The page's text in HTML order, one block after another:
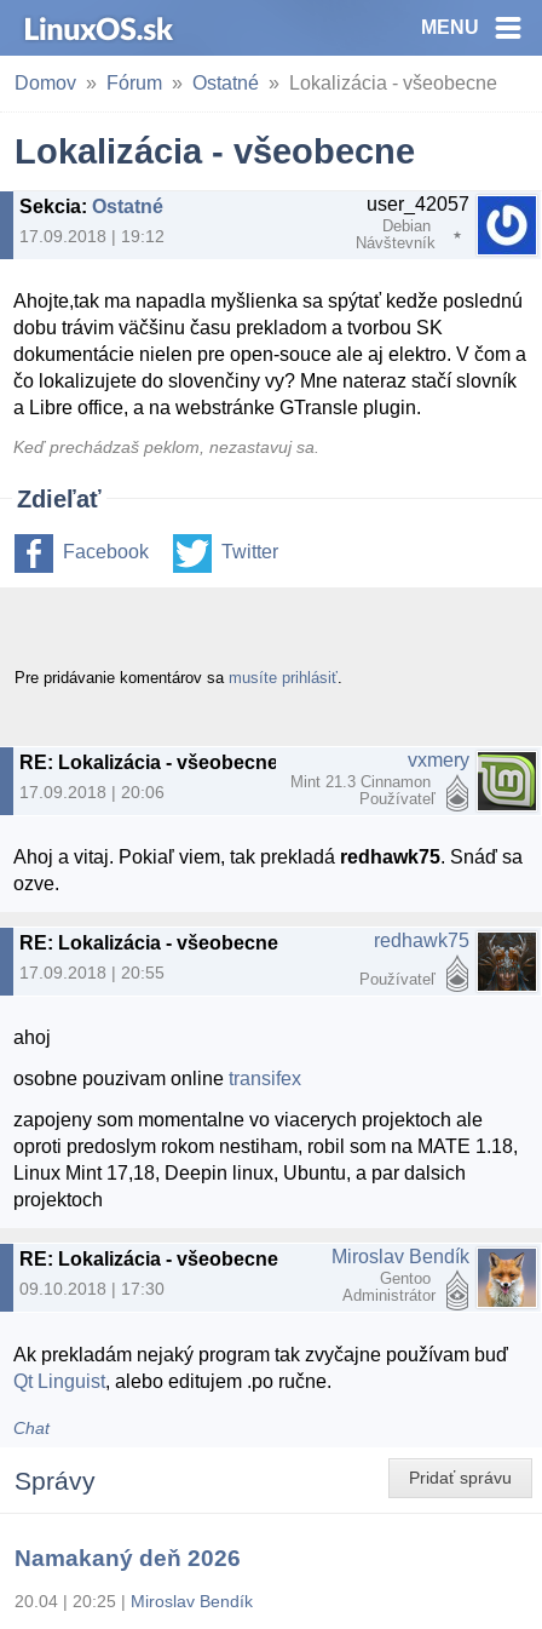
MENU
Domov Fórum Ostatné Lokalizácia - všeobecne
Lokalizácia - všeobecne
Sekcia: Ostatné
17.09.2018 | 19:12
user_42057
Debian
Návštevník
Ahojte,tak ma napadla myšlienka sa spýtať kedže poslednú
dobu trávim väčšinu času prekladom a tvorbou SK
dokumentácie nielen pre open-souce ale aj elektro. V čom a
čo lokalizujete do slovenčiny vy? Mne nateraz stačí slovník
a Libre office, a na webstránke GTransle plugin.
Keď prechádzaš peklom, nezastavuj sa.
Zdieľať
Facebook Twitter
Pre pridávanie komentárov sa musíte prihlásiť
RE: Lokalizácia - všeobecne
17.09.2018 | 20:06
vxmery
Mint 21.3 Cinnamon
Používateľ
Ahoj a vitaj. Pokiaľ viem, tak prekladá redhawk75. Snáď sa
ozve.
RE: Lokalizácia - všeobecne
17.09.2018 | 20:55
redhawk75
Používateľ
ahoj
osobne pouzivam onlinetransifex
zapojeny som momentalne vo viacerych projektoch ale
oproti predoslym rokom nestiham, robil som na MATE 1.18,
Linux Mint 17,18, Deepin linux, Ubuntu, a par dalsich
projektoch
RE: Lokalizácia - všeobecne
09.10.2018 | 17:30
Miroslav Bendík
Gentoo
Administrátor
Ak prekladám nejaký program tak zvyčajne používam buď
Qt Linguist, alebo editujem .po ručne.
Chat
Pridať správu
Správy
Namakaný deň 2026
20.04 | 20:25 | Miroslav Bendík